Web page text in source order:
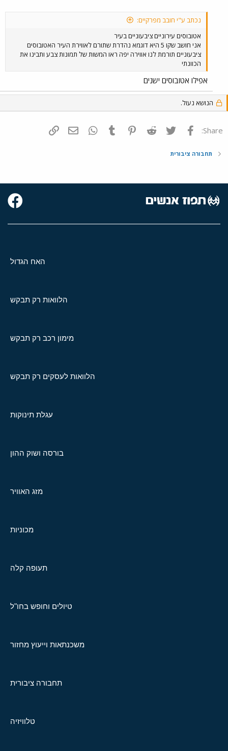
נכתב ע"י חובב מפרקיים:
אטובוסים עירוניים ציבעוניים בעיר
אני חושב שקו 5 היא דוגמא נהדרת שתורם לאווירת העיר האטובוסים
ציבעוניים תורמת לנו אווירה יפה ראו המשות של תמונות צבע ותבינו את
הכוונתי
אפילו אטובוסים ישנים
הנושא נעול.
Share: פייסבוק Twitter
Reddit
Pinterest
Tumblr
WhatsAppדואר אלקטרוני
תחבורה ציבורית
האח הגדול
הלוואות רק תבקש
מימון רכב רק תבקש
הלוואות לעסקים רק תבקש
עגלת תינוקות
בורסה ושוק ההון
מזג האוויר
מכוניות
תעופה קלה
טיולים וחופש בחו"ל
משכנתאות וייעוץ מחזור
תחבורה ציבורית
טלוויזיה